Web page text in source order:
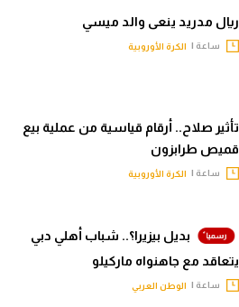
ريال مدريد ينعى والد ميسي
ساعة | الكرة الأوروبية
تأثير صلاح.. أرقام قياسية من عملية بيع
قميص طرابزون
ساعة | الكرة الأوروبية
بديل بيزيرا؟.. شباب أهلي دبي
يتعاقد مع جاهنواه ماركيلو
ساعة | الوطن العربي